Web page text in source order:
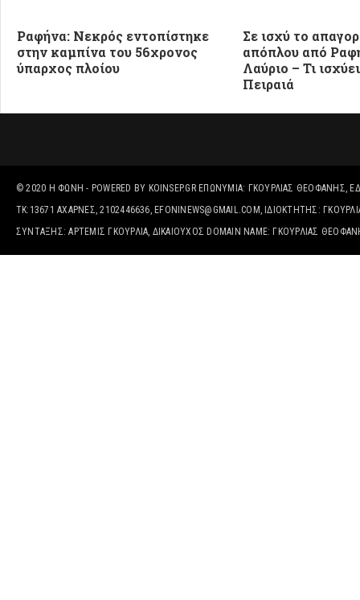
Ραφήνα: Νεκρός εντοπίστηκε
στην καμπίνα του 56χρονος
ύπαρχος πλοίου
Σε ισχύ το
απόπλου από
Λαύριο – Τι
Πειραιά
© 2020 Η ΦΩΝΉ - POWERED BY KOINSEP.GRΕΠΩΝΥΜΊΑ: ΓΚΟΥΡΛΙΑΣ ΘΕΟΦΑΝΗΣ,
ΤΚ:13671 ΑΧΑΡΝΕΣ, 2102446636, EFONINEWS@GMAIL.COM, ΙΔΙΟΚΤΗΤΗΣ:
ΣΥΝΤΑΞΗΣ: ΑΡΤΕΜΙΣ ΓΚΟΥΡΛΙΑ, ΔΙΚΑΙΟΎΧΟΣ DOMAIN NAME: ΓΚΟΥΡΛΙΑΣ